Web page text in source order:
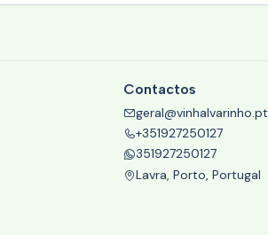
Contactos
geral@vinhalvarinho.pt
+351927250127
351927250127
Lavra, Porto, Portugal